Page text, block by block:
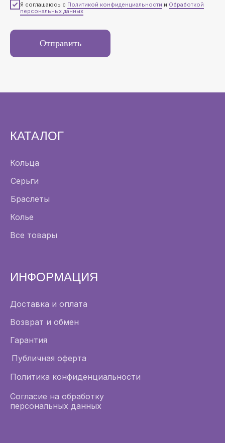
Я соглашаюсь с Политикой конфиденциальности и Обработкой
персональных данных
Отправить
КАТАЛОГ
Кольца
Серьги
Браслеты
Колье
Доставка и оплата
Возврат и обмен
Публичная оферта
Согласие на обработку
персональных данных
Политика конфиденциальности
ИНФОРМАЦИЯ
Гарантия
Все товары